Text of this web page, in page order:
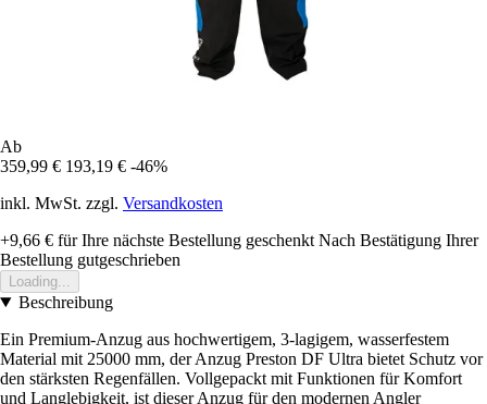
Ab
359,99 € 193,19 € -46%
inkl. MwSt. zzgl. Versandkosten
+9,66 € für Ihre nächste Bestellung geschenkt Nach Bestätigung Ihrer
Bestellung gutgeschrieben
Loading...
Beschreibung
Ein Premium-Anzug aus hochwertigem, 3-lagigem, wasserfestem
Material mit 25000 mm, der Anzug Preston DF Ultra bietet Schutz vor
den stärksten Regenfällen. Vollgepackt mit Funktionen für Komfort
und Langlebigkeit, ist dieser Anzug für den modernen Angler